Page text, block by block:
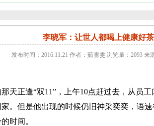
李晓军：让世人都喝上健康好茶
发布时间：2016.11.21 作者：茹雪雯 浏览量：2093 来
天正逢“双11”，上午10点赶过去，从员
。但是他出现的时候仍旧神采奕奕，语
时间。